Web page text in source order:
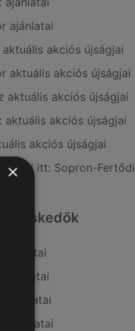
ajánlatai
akciós újságjai
aktuális akciós újságjai
aktuális akciós újságjai
aktuális akciós újságjai
akciós újságjai
üzletei itt: Sopron-Fertődi
ajánlatai
ajánlatai
ajánlatai
×